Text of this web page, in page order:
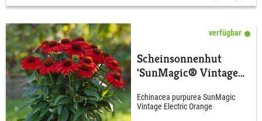
verfügbar
Scheinsonnenhut
'SunMagic® Vintage
Echinacea purpurea SunMagic
Vintage Electric Orange